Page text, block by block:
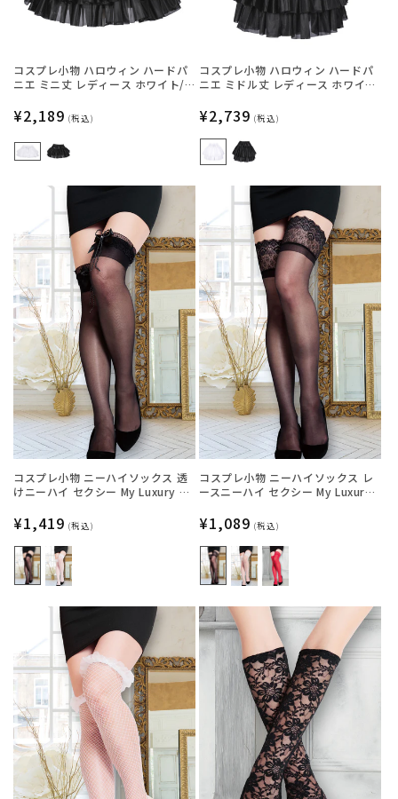
コスプレ小物 ハロウィン ハードパ
ニエ ミニ丈 レディース ホワイト/
トーン】
通
常
価
¥2,189 (税込)
コスプレ小物 ハロウィン ハードパ
ニエ ミドル丈 レディース ホワイ
ストーン】
通
常
価
¥2,739 (税込)
コスプレ小物 ニーハイソックス 透
けニーハイ セクシー My Luxury シ
レディース フリーサイズ ブラック
【クリアストーン】
通
常
価
格
¥1,419 (税込)
コスプレ小物 ニーハイソックス レ
ースニーハイ セクシー My Luxury
ド レディース フリーサイズ ブラッ
ク【クリアストーン】
通
常
価
格
¥1,089 (税込)